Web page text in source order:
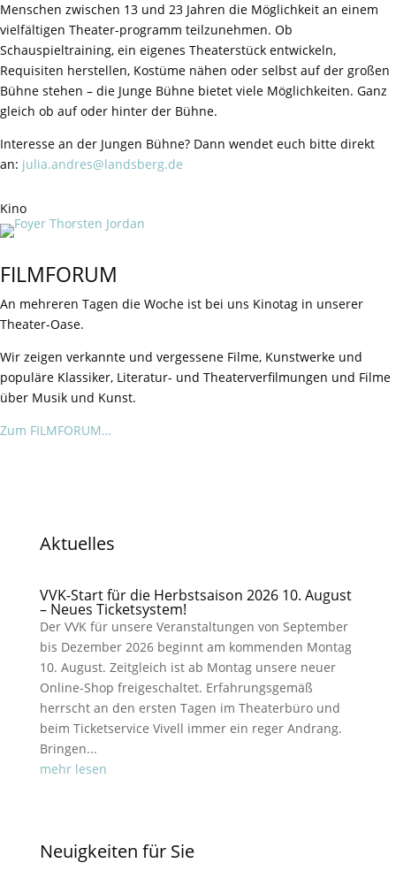
Menschen zwischen 13 und 23 Jahren die Möglichkeit an einem
vielfältigen Theater-programm teilzunehmen. Ob
Schauspieltraining, ein eigenes Theaterstück entwickeln,
Requisiten herstellen, Kostüme nähen oder selbst auf der großen
Bühne stehen – die Junge Bühne bietet viele Möglichkeiten. Ganz
gleich ob auf oder hinter der Bühne.
Interesse an der Jungen Bühne? Dann wendet euch bitte direkt
an: julia.andres@landsberg.de
Kino
FILMFORUM
An mehreren Tagen die Woche ist bei uns Kinotag in unserer
Theater-Oase.
Wir zeigen verkannte und vergessene Filme, Kunstwerke und
populäre Klassiker, Literatur- und Theaterverfilmungen und Filme
über Musik und Kunst.
Zum FILMFORUM…
Aktuelles
VVK-Start für die Herbstsaison 2026 10. August
– Neues Ticketsystem!
Der VVK für unsere Veranstaltungen von September
bis Dezember 2026 beginnt am kommenden Montag
10. August. Zeitgleich ist ab Montag unsere neuer
Online-Shop freigeschaltet. Erfahrungsgemäß
herrscht an den ersten Tagen im Theaterbüro und
beim Ticketservice Vivell immer ein reger Andrang.
Bringen...
mehr lesen
Neuigkeiten für Sie